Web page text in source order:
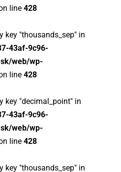
line 428
key "thousands_sep" in
43af-9c96-
web/wp-
line 428
key "decimal_point" in
43af-9c96-
web/wp-
line 428
key "thousands_sep" in